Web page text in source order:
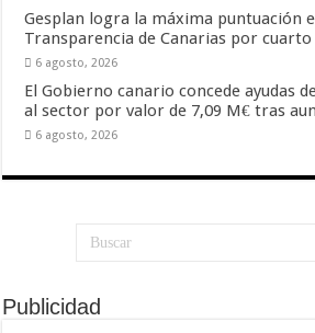
Gesplan logra la máxima puntuación
Transparencia de Canarias por
6 agosto, 2026
El Gobierno canario concede ayudas
al sector por valor de 7,09 M€ tras
6 agosto, 2026
Publicidad